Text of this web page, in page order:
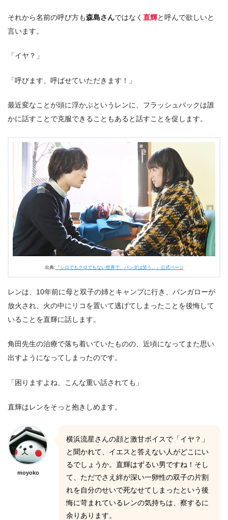
それから名前の呼び方も森島さんではなく 直輝と呼んで欲しいと
言います。
「イヤ？」
「呼びます、呼ばせていただきます！」
最近変なことが頭に浮かぶというレンに、フラッシュバックは誰
かに話すことで克服できることもあると話すことを促します。
出典: 『シロでもクロでもない世界で、パンダは笑う。』公式ページ
レンは、10年前に母と双子の姉とキャンプに行き、バンガローが
放火され、火の中にリコを置いて逃げてしまったことを後悔して
いることを直輝に話します。
角田先生の治療で落ち着いていたものの、近頃になってまた思い
出すようになってしまったのです。
「困りますよね、こんな重い話されても」
直輝はレンをそっと抱きしめます。
moyoko
横浜流星さんの顔と激甘ボイスで「イヤ？」
と聞かれて、イエスと答えない人がどこにい
るでしょうか。直輝はずるい男ですね！そし
て、ただでさえ絆が深い一卵性の双子の片割
れを自分のせいで死なせてしまったという後
悔に苛まれているレンの気持ちは、察するに
余りあります。